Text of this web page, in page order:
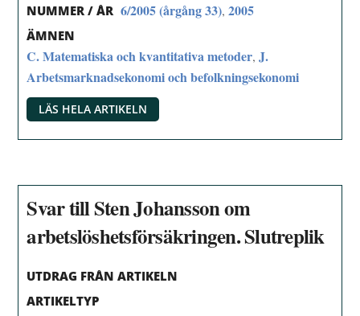
NUMMER / ÅR 6/2005 (årgång 33),2005
ÄMNEN
C. Matematiska och kvantitativa metoder,J.
Arbetsmarknadsekonomi och befolkningsekonomi
LÄS HELA ARTIKELN
Svar till Sten Johansson om
arbetslöshetsförsäkringen. Slutreplik
UTDRAG FRÅN ARTIKELN
ARTIKELTYP